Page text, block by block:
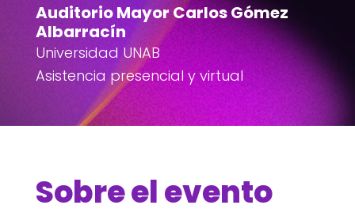
Auditorio Mayor Carlos Gómez
Albarracín
Universidad UNAB
Asistencia presencial y virtual
Sobre el evento